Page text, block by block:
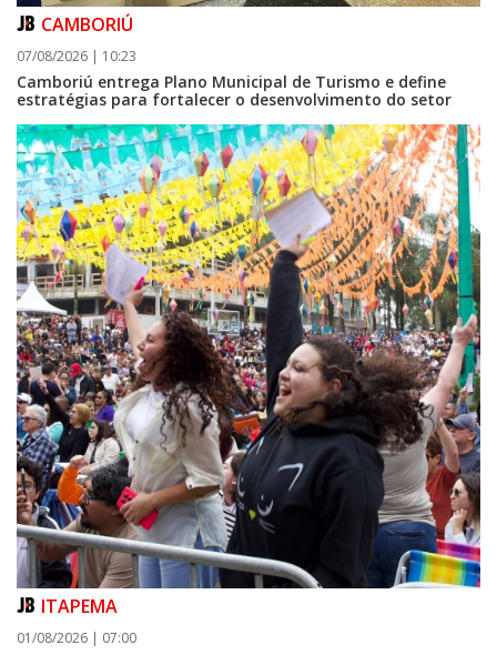
08/08/2026 | 07:00
Setor judicial de medicamentos de BC estará fechado nos dias 10 e 11 de
agosto para realização de inventário
CAMBORIÚ
07/08/2026 | 10:23
Camboriú entrega Plano Municipal de Turismo e define
estratégias para fortalecer o desenvolvimento do setor
ITAPEMA
01/08/2026 | 07:00